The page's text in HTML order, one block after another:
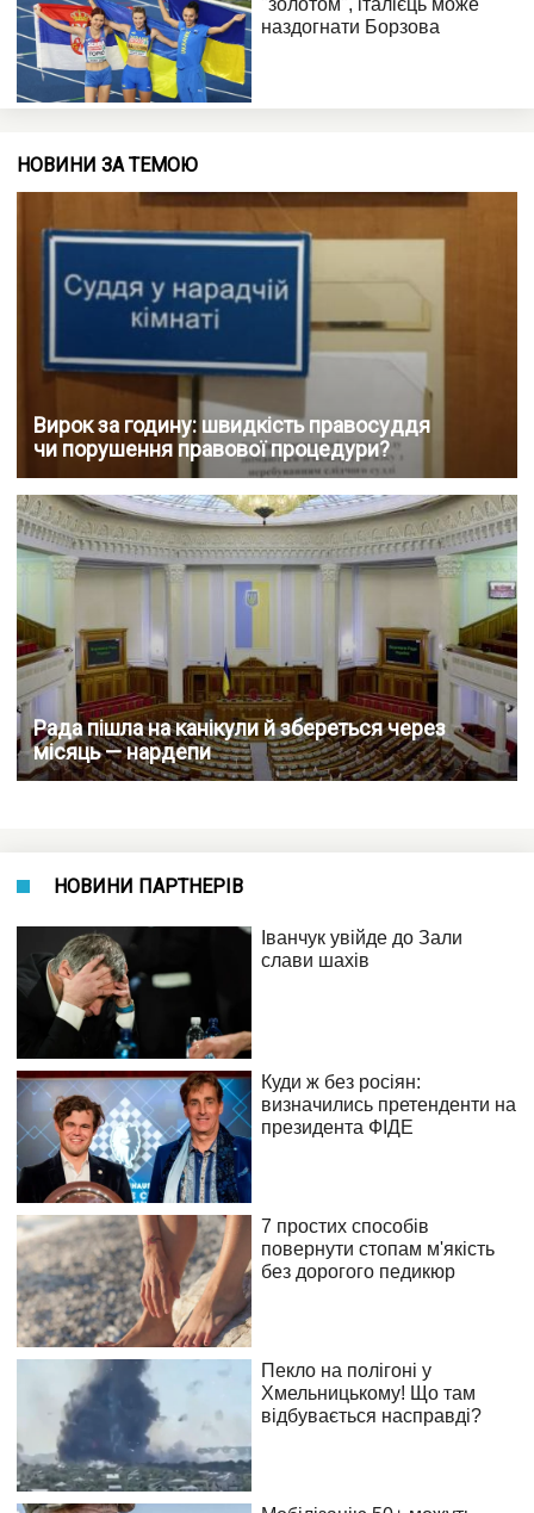
НОВИНИ ЗА ТЕМОЮ
Вирок за годину: швидкість правосуддя
чи порушення правової процедури?
Рада пішла на канікули й збереться через
місяць — нардепи
НОВИНИ ПАРТНЕРІВ